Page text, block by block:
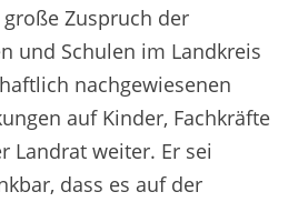
Zuspruch der
und Schulen im Landkreis
nachgewiesenen
auf Kinder, Fachkräfte
Landrat weiter. Er sei
dass es auf der